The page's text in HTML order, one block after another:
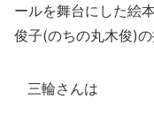
ールを舞台にした絵
俊子(のちの丸木俊)の
三輪さんは